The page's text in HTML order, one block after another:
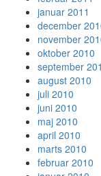
januar 2011
december
november
oktober 2010
september
august 2010
juli 2010
juni 2010
maj 2010
april 2010
marts 2010
februar 2010